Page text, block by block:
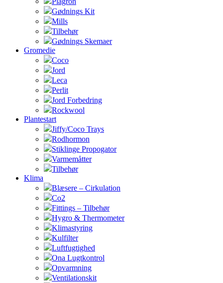
Gødnings Kit
Mills
Tilbehør
Gødnings Skemaer
Gromedie
Coco
Jord
Leca
Perlit
Jord Forbedring
Rockwool
Plantestart
Jiffy/Coco Trays
Rodhormon
Stiklinge Propogator
Varmemåtter
Tilbehør
Klima
Blæsere – Cirkulation
Co2
Fittings – Tilbehør
Hygro & Thermometer
Klimastyring
Kulfilter
Luftfugtighed
Ona Lugtkontrol
Opvarmning
Ventilationskit